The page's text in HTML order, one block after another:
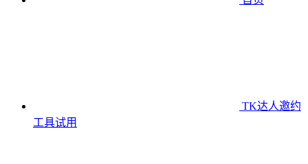
TK达人邀约
工具试用